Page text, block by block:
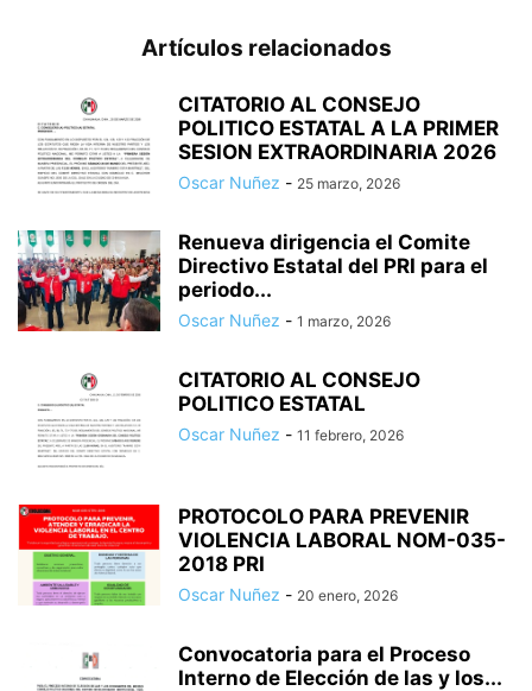
Artículos relacionados
CITATORIO AL CONSEJO
POLITICO ESTATAL A LA PRIMER
SESION EXTRAORDINARIA 2026
Oscar Nuñez - 25 marzo, 2026
Renueva dirigencia el Comite
Directivo Estatal del PRI para el
periodo...
Oscar Nuñez - 1 marzo, 2026
CITATORIO AL CONSEJO
POLITICO ESTATAL
Oscar Nuñez - 11 febrero, 2026
PROTOCOLO PARA PREVENIR
VIOLENCIA LABORAL NOM-035-
2018 PRI
Oscar Nuñez - 20 enero, 2026
Convocatoria para el Proceso
Interno de Elección de las y los...